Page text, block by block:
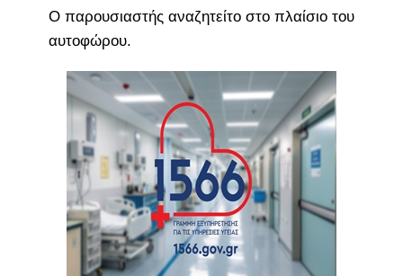
Ο παρουσιαστής αναζητείτο στο πλαίσιο του
αυτοφώρου.